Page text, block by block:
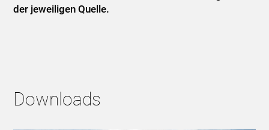
der jeweiligen Quelle.
Downloads